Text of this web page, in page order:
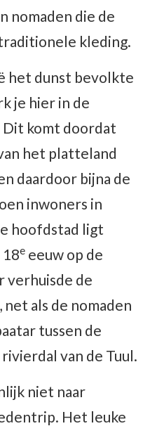
nomaden die de
kleding.
het dunst bevolkte
je hier in de
Dit komt doordat
het platteland
daardoor bijna de
inwoners in
hoofdstad ligt
e eeuw op de
verhuisde de
als de nomaden
tussen de
van de Tuul.
niet naar
Het leuke